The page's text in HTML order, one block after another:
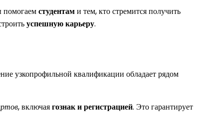
студентами тем, кто стремится получить
успешную карьеру.
узкопрофильной квалификации обладает рядом
, включаягознак и регистрацией. Это гарантирует